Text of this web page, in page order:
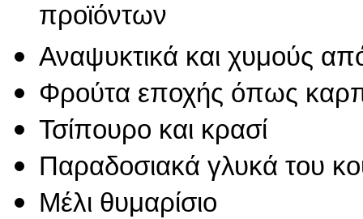
προϊόντων
Αναψυκτικά και χυμούς
Φρούτα εποχής όπως
Τσίπουρο και κρασί
Παραδοσιακά γλυκά του
Μέλι θυμαρίσιο